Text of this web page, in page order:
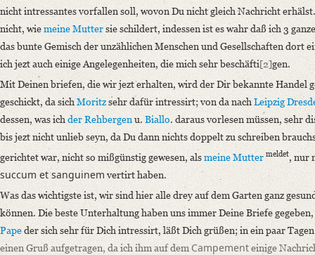
Manuscript
Provider: Dresden, Sächsische Landesbibliothek - Staats- und
OAI Id: DE-1a-34097
Classification Number: Mscr.Dresd.e.90,XIX,Bd.23,Nr.57
Number of Pages: 2S., hs. m. U.
Format: 19 x 11,6 cm
Incipit: „[1] II) Hannov. d. 3. Jun. 1791
Liebster Wilhelm, recht herzlichen Danck für Deine schönen und
Language
German
Editors
Bamberg, Claudia
Varwig, Olivia
nicht intressantes vorfallen soll, wovon Du nicht gleich Nachricht
nicht, wiemeine Muttersie schildert, indessen ist es wahr daß ich 3
das bunte Gemisch der unzählichen Menschen und Gesellschaften dort
ich jezt auch einige Angelegenheiten, die mich sehr beschäfti[2]gen.
Mit Deinen briefen, die wir jezt erhalten, wird der Dir bekannte Handel
geschickt, da sich Moritzsehr dafür intressirt; von da nach Leipzig
dessen, was ich der Rehbergenu. Biallo. daraus vorlesen müssen, sehr
bis jezt nicht unlieb seyn, da Du dann nichts doppelt zu schreiben
gerichtet war, nicht so mißgünstig gewesen, alsmeine Mutter meldet, nur
succum et sanguinemvertirt haben.
Was das wichtigste ist, wir sind hier alle drey auf dem Garten ganz
können. Die beste Unterhaltung haben uns immer Deine Briefe
Papeder sich sehr für Dich intressirt, läßt Dich grüßen; in ein paar
einen Gruß aufgetragen, da ich ihm auf dem Campementeinige